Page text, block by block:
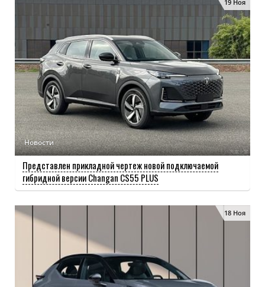
Новости
19 Ноя
Представлен прикладной чертеж новой подключаемой
гибридной версии Changan CS55 PLUS
18 Ноя